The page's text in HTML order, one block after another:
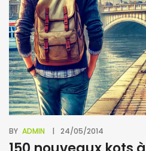
BY ADMIN 24/05/2014